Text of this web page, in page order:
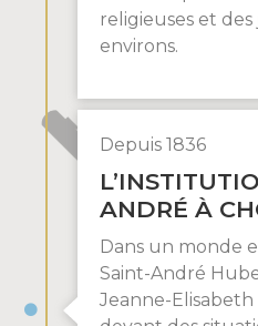
religieuses et
environs.
Depuis 1836
ANDRÉ À
Dans un monde
Saint-André
Jeanne-Elisabeth